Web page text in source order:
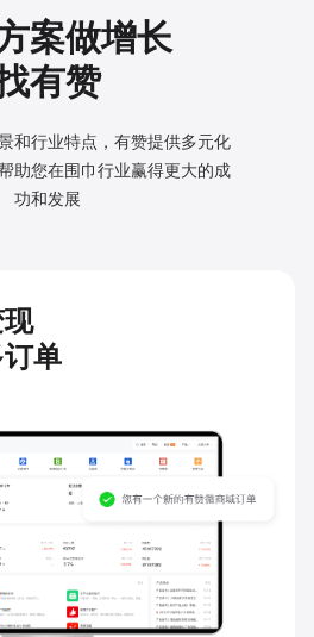
案做增长
有赞
和行业特点，有赞提供多元化
助您在围巾行业赢得更大的成
功和发展
单